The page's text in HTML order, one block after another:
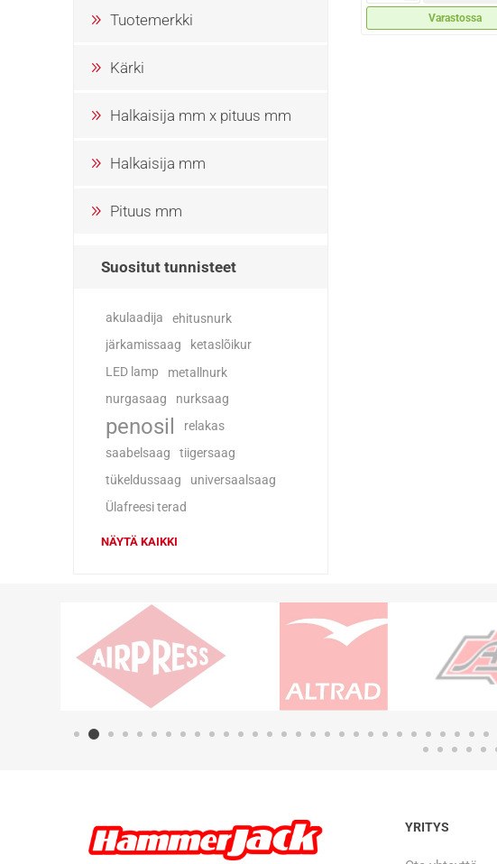
Varastossa
Tuotemerkki
Kärki
Halkaisija mm x pituus mm
Halkaisija mm
Pituus mm
Suositut tunnisteet
akulaadija ehitusnurk
järkamissaag
ketaslõikur
LED lamp
metallnurk
nurgasaag nurksaag
penosil
relakas
saabelsaag
tiigersaag
tükeldussaag
universaalsaag
Ülafreesi terad
NÄYTÄ KAIKKI
YRITYS